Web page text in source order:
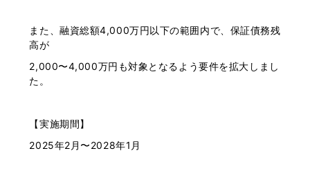
また、融資総額4,000万円以下の範囲内で、保証債務残
高が
2,000〜4,000万円も対象となるよう要件を拡大しまし
た。
【実施期間】
2025年2月〜2028年1月